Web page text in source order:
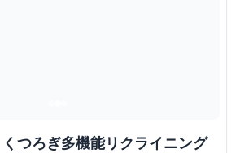
つろぎ多機能リクライニング